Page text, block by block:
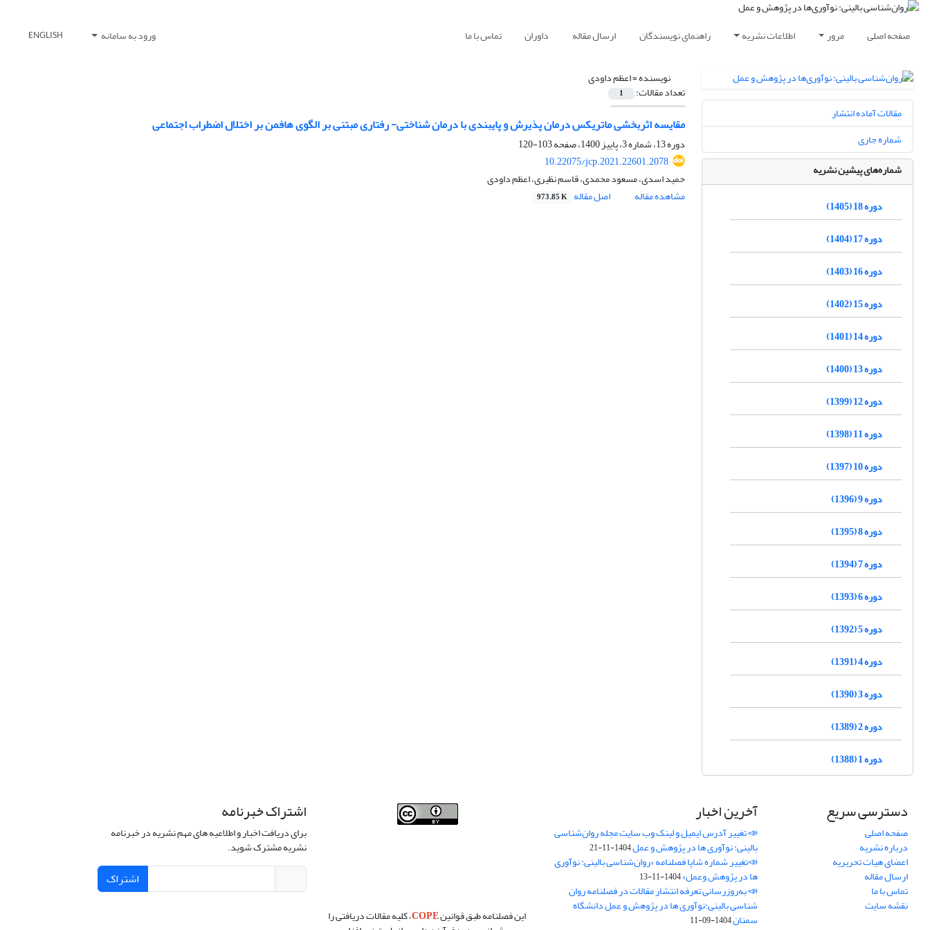
صفحه اصلی مرور اطلاعات نشریه راهنمای نویسندگان ارسال مقاله داوران تماس با ما ورود به سامانه ENGLISH
نویسنده =اعظم داودی
تعداد مقالات: 1
مقایسه اثربخشی ماتریکس درمان پذیرش و پایبندی با درمان شناختی- رفتاری مبتنی بر الگوی هافمن بر اختلال اضطراب اجتماعی
دوره 13، شماره 3، پاییز 1400، صفحه
103-120
10.22075/jcp.2021.22601.2078
حمید اسدی، مسعود محمدی، قاسم نظیری، اعظم داودی
مشاهده مقاله
اصل مقاله 973.85 K
مقالات آماده انتشار
شماره جاری
شماره‌های پیشین نشریه
دوره 18 (1405)
دوره 17 (1404)
دوره 16 (1403)
دوره 15 (1402)
دوره 14 (1401)
دوره 13 (1400)
دوره 12 (1399)
دوره 11 (1398)
دوره 10 (1397)
دوره 9 (1396)
دوره 8 (1395)
دوره 7 (1394)
دوره 6 (1393)
دوره 5 (1392)
دوره 4 (1391)
دوره 3 (1390)
دوره 2 (1389)
دوره 1 (1388)
دسترسی سریع
صفحه اصلی
درباره نشریه
اعضای هیات تحریریه
ارسال مقاله
تماس با ما
نقشه سایت
آخرین اخبار
📣 تغییر آدرس ایمیل و لینک وب‌ سایت مجله روان‌شناسی
بالینی: نوآوری ها در پژوهش و عمل1404-11-21
📣تغییر شماره شاپا فصلنامه «روان‌شناسی بالینی: نوآوری
ها در پژوهش وعمل»1404-11-13
📣 به‌روزرسانی تعرفه انتشار مقالات در فصلنامه روان
شناسی بالینی:نوآوری ها در پژوهش و عمل دانشگاه
سمنان1404-09-11
این فصلنامه طبق قوانینCOPE، کلیه مقالات دریافتی را
اشتراک خبرنامه
برای دریافت اخبار و اطلاعیه های مهم نشریه در خبرنامه
نشریه مشترک شوید.
اشتراک